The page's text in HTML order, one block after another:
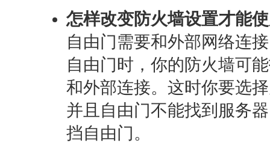
怎样改变防火墙设置才能
自由门需要和外部网络连
自由门时，你的防火墙可
和外部连接。这时你要选
并且自由门不能找到服务
挡自由门。